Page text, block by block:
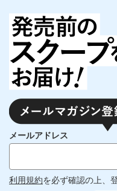
メールアドレス
利用規約を必ず確認の上、